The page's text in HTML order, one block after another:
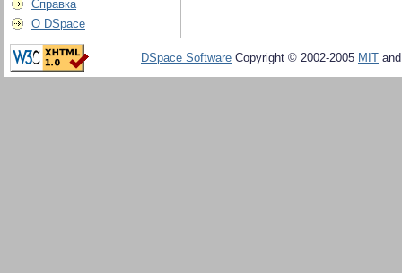
Справка
О DSpace
DSpace Software Copyright © 2002-2005 MIT